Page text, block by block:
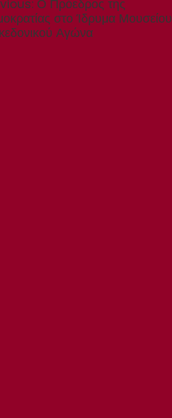
post:
Ο Πρόεδρος της
στο Ίδρυμα Μουσείου
Αγώνα